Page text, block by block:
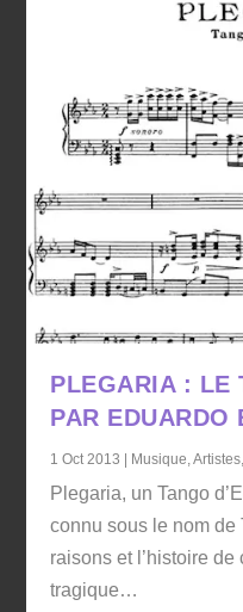
PLEGARIA : LE
PAR EDUARDO
1 Oct 2013 | Musique ,Artistes
Plegaria, un Tango
connu sous le nom de
raisons et l’histoire de
tragique…